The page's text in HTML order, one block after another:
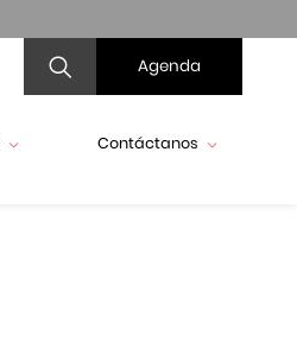
Agenda
Contáctanos